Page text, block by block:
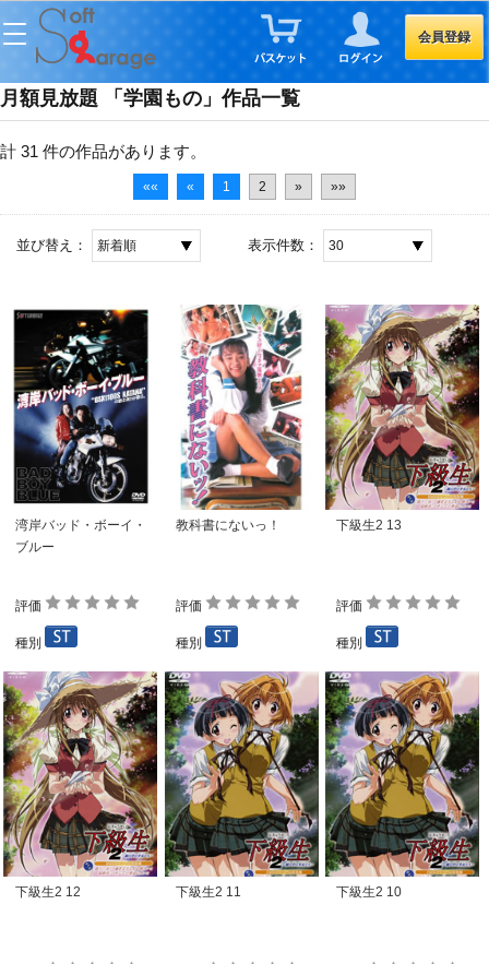
会員登録
月額見放題 「学園もの」作品一覧
計 31 件の作品があります。
«« « 1 2 » »»
並び替え： 表示件数：
湾岸バッド・ボーイ・
ブルー
評価
種別
教科書にないっ！
評価
種別
下級生2 13
評価
種別
下級生2 12 下級生2 11 下級生2 10